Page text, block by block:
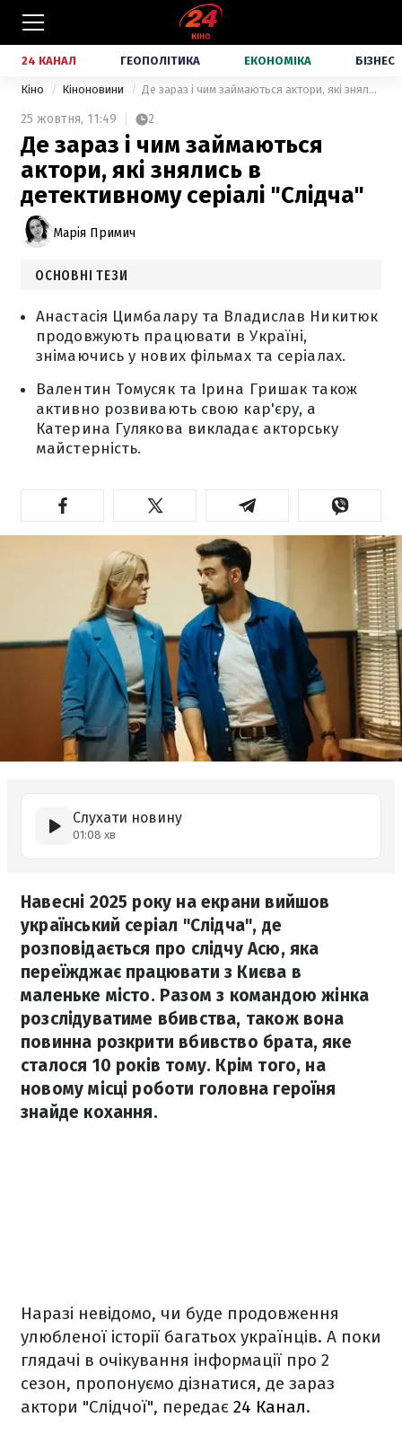
24 КАНАЛ ГЕОПОЛІТИКА ЕКОНОМІКА БІЗНЕС
Кіно Кіноновини Де зараз і чим займаються актори, які знялись в детективному серіалі "Слідча"
25 жовтня, 11:49 2
Де зараз і чим займаються
актори, які знялись в
детективному серіалі "Слідча"
Марія Примич
ОСНОВНІ ТЕЗИ
Анастасія Цимбалару та Владислав Никитюк
продовжують працювати в Україні,
знімаючись у нових фільмах та серіалах.
Валентин Томусяк та Ірина Гришак також
активно розвивають свою кар'єру, а
Катерина Гулякова викладає акторську
майстерність.
Слухати новину
01:08 хв
Навесні 2025 року на екрани вийшов
український серіал "Слідча", де
розповідається про слідчу Асю, яка
переїжджає працювати з Києва в
маленьке місто. Разом з командою жінка
розслідуватиме вбивства, також вона
повинна розкрити вбивство брата, яке
сталося 10 років тому. Крім того, на
новому місці роботи головна героїня
знайде кохання.
Наразі невідомо, чи буде продовження
улюбленої історії багатьох українців. А поки
глядачі в очікування інформації про 2
сезон, пропонуємо дізнатися, де зараз
актори "Слідчої", передає 24 Канал.